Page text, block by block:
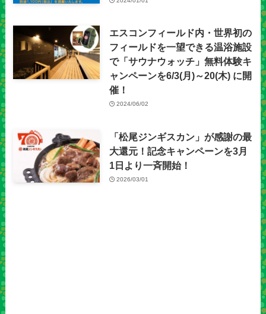
エスコンフィールド内・世界初の
フィールドを一望できる温浴施設
で「サウナウォッチ」無料体験キ
ャンペーンを6/3(月)～20(木) に開
催！
2024/06/02
「松尾ジンギスカン」が感謝の最
大還元！記念キャンペーンを3月
1日より一斉開始！
2026/03/01